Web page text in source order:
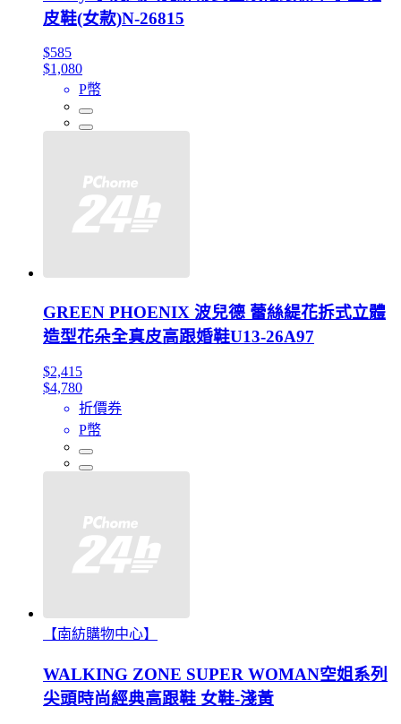
皮鞋(女款)N-26815
$585
$1,080
P幣
GREEN PHOENIX 波兒德 蕾絲緹花拆式立體
造型花朵全真皮高跟婚鞋U13-26A97
$2,415
$4,780
折價券
P幣
【南紡購物中心】
WALKING ZONE SUPER WOMAN空姐系列
尖頭時尚經典高跟鞋 女鞋-淺黃